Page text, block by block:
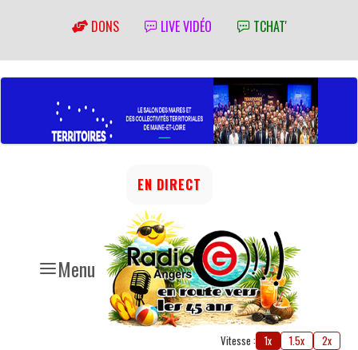
DONS LIVE VIDÉO TCHAT'
Menu
EN DIRECT
Vitesse : 1x 1.5x 2x